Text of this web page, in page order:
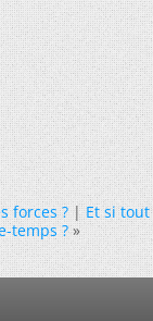
forces ?|Et si tout
temps ? »